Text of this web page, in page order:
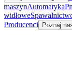
maszynAutomatyka
widłowe
Producenci
Poznaj